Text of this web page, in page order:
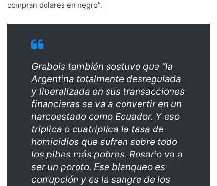
compran dólares en negro”.
Grabois también sostuvo que “la
Argentina totalmente desregulada
y liberalizada en sus transacciones
financieras se va a convertir en un
narcoestado como Ecuador. Y eso
triplica o cuatriplica la tasa de
homicidios que sufren sobre todo
los pibes más pobres. Rosario va a
ser un poroto. Ese blanqueo es
corrupción y es la sangre de los